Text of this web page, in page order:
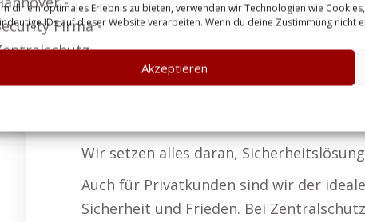
dir ein optimales Erlebnis zu bieten, verwenden wir Technologien wie
IDs auf dieser Website verarbeiten. Wenn du deine Zustimmung
Akzeptieren
wir passen unsere Leistungen exakt an
optimalen Schutz zu bieten. Mit
Beschädigungen. –
Erste Hilfe Kurs
Vorteile für Personen aus
Wir setzen alles daran,
Auch für Privatkunden sind wir der
Sicherheit und Frieden. Bei